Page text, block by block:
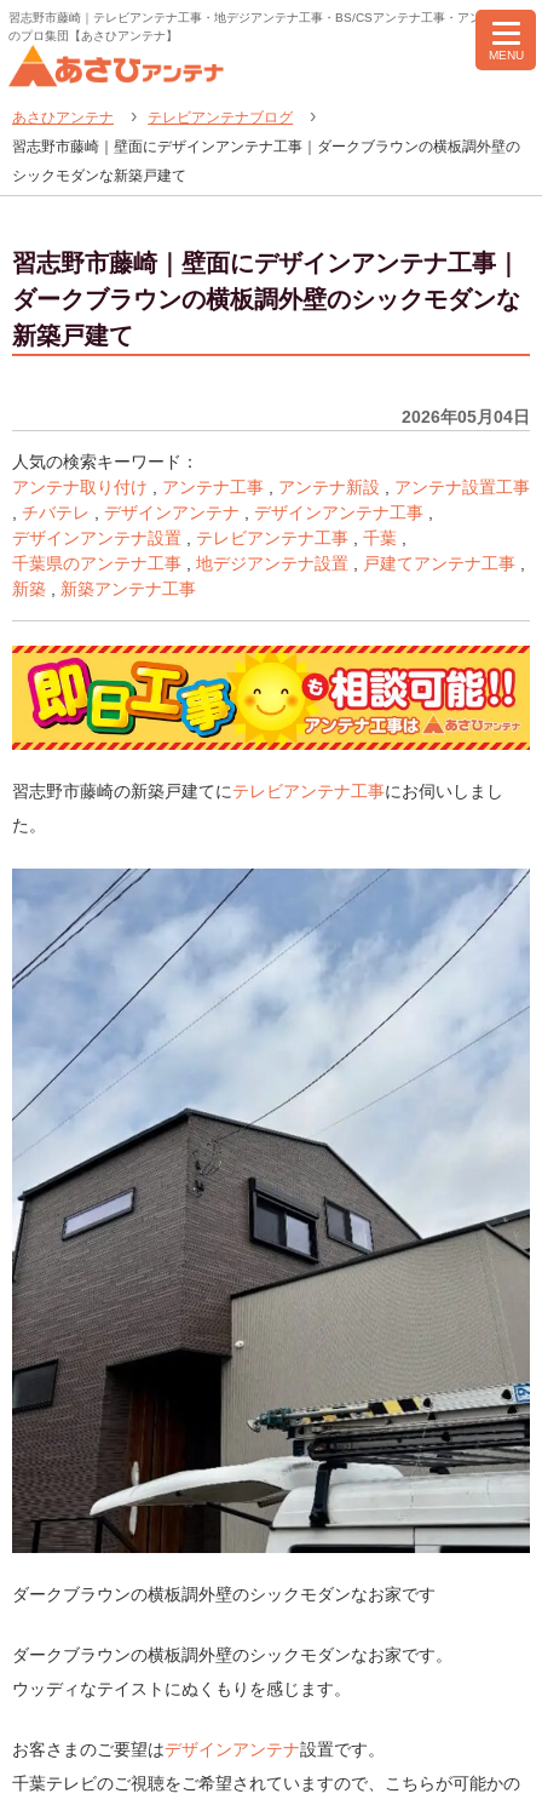
習志野市藤崎｜テレビアンテナ工事・地デジアンテナ工事・BS/CSアンテナ工事・アンテナ修理
のプロ集団【あさひアンテナ】
MENU
あさひアンテナ
テレビアンテナブログ
習志野市藤崎｜壁面にデザインアンテナ工事｜ダークブラウンの横板調外壁の
シックモダンな新築戸建て
習志野市藤崎｜壁面にデザインアンテナ工事｜
ダークブラウンの横板調外壁のシックモダンな
新築戸建て
2026年05月04日
人気の検索キーワード：
アンテナ取り付け
アンテナ工事 アンテナ新設
アンテナ設置工事
チバテレ デザインアンテナ デザインアンテナ工事
デザインアンテナ設置
テレビアンテナ工事 千葉
千葉県のアンテナ工事
地デジアンテナ設置 戸建てアンテナ工事
新築
新築アンテナ工事
習志野市藤崎の新築戸建てにテレビアンテナ工事にお伺いしまし
た。
ダークブラウンの横板調外壁のシックモダンなお家です
ダークブラウンの横板調外壁のシックモダンなお家です。
ウッディなテイストにぬくもりを感じます。
お客さまのご要望はデザインアンテナ設置です。
千葉テレビのご視聴をご希望されていますので、こちらが可能かの